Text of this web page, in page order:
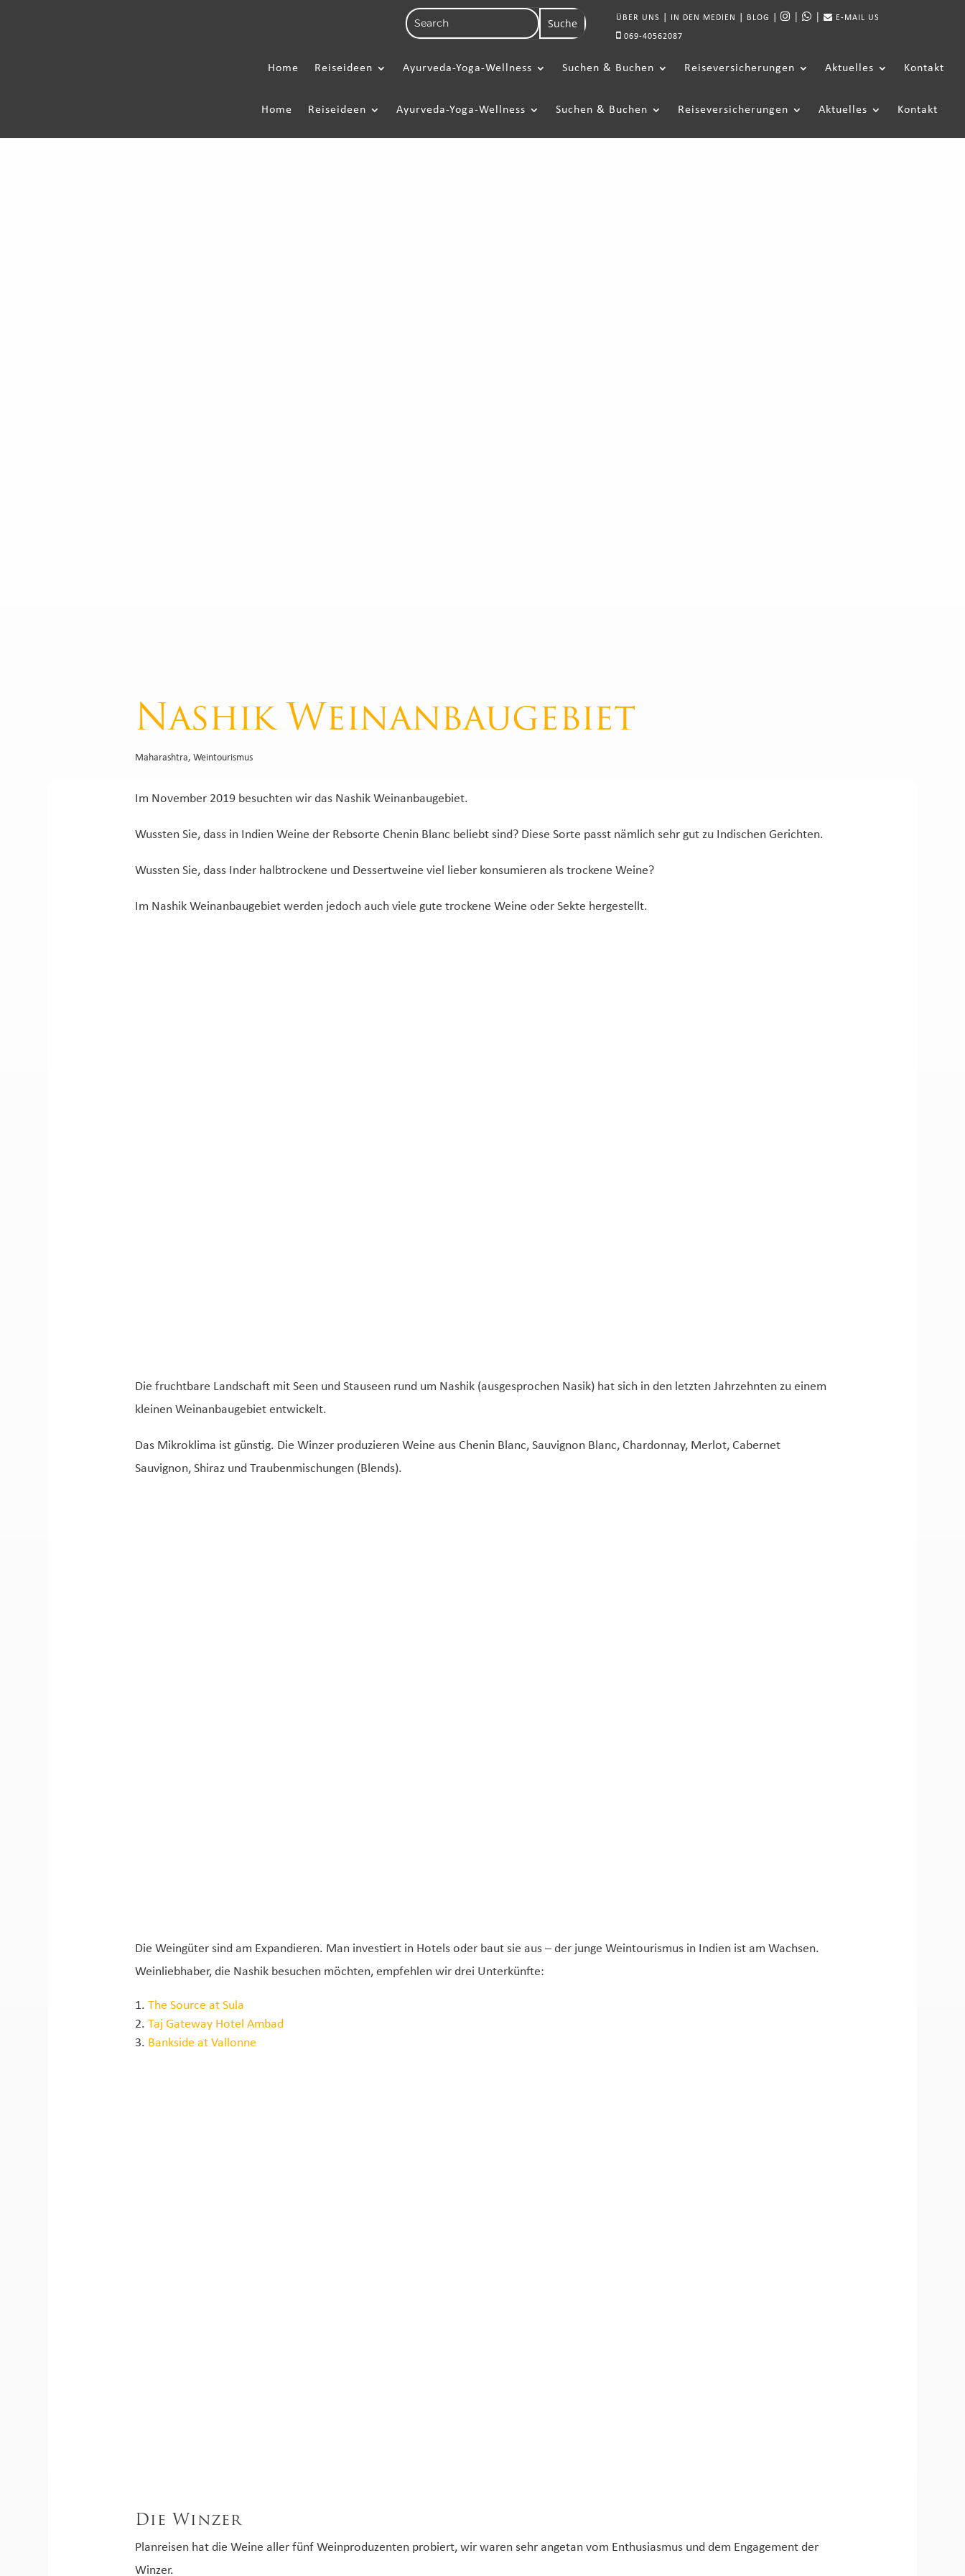
ÜBER UNS IN DEN MEDIEN BLOG | | E-MAIL US
069-40562087
Home Reiseideen Ayurveda-Yoga-Wellness Suchen & Buchen Reiseversicherungen Aktuelles Kontakt
Home Reiseideen Ayurveda-Yoga-Wellness Suchen & Buchen Reiseversicherungen Aktuelles Kontakt
Nashik Weinanbaugebiet
Maharashtra,Weintourismus
Im November 2019 besuchten wir das Nashik Weinanbaugebiet.
Wussten Sie, dass in Indien Weine der Rebsorte Chenin Blanc beliebt sind? Diese Sorte passt nämlich sehr gut zu Indischen Gerichten.
Wussten Sie, dass Inder halbtrockene und Dessertweine viel lieber konsumieren als trockene Weine?
Im Nashik Weinanbaugebiet werden jedoch auch viele gute trockene Weine oder Sekte hergestellt.
Die fruchtbare Landschaft mit Seen und Stauseen rund um Nashik (ausgesprochen Nasik) hat sich in den letzten Jahrzehnten zu einem
kleinen Weinanbaugebiet entwickelt.
Das Mikroklima ist günstig. Die Winzer produzieren Weine aus Chenin Blanc, Sauvignon Blanc, Chardonnay, Merlot, Cabernet
Sauvignon, Shiraz und Traubenmischungen (Blends).
Die Weingüter sind am Expandieren. Man investiert in Hotels oder baut sie aus – der junge Weintourismus in Indien ist am Wachsen.
Weinliebhaber, die Nashik besuchen möchten, empfehlen wir drei Unterkünfte:
The Source at Sula
Taj Gateway Hotel Ambad
Bankside at Vallonne
Die Winzer
Planreisen hat die Weine aller fünf Weinproduzenten probiert, wir waren sehr angetan vom Enthusiasmus und dem Engagement der
Winzer.